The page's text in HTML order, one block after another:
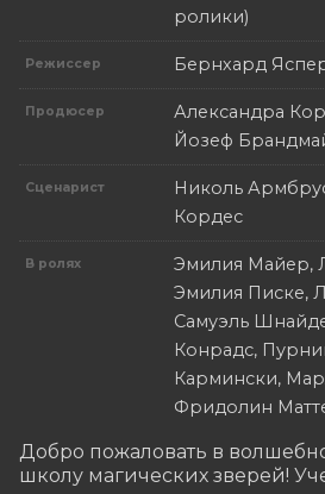
ролики)
Режиссер Бернхард
Продюсер
Александра
Йозеф
Сценарист
Николь
Кордес
В ролях
Эмилия Майер,
Эмилия Писке,
Самуэль
Конрадс,
Кармински,
Фридолин
​​Добро пожаловать в
школу магических зверей!